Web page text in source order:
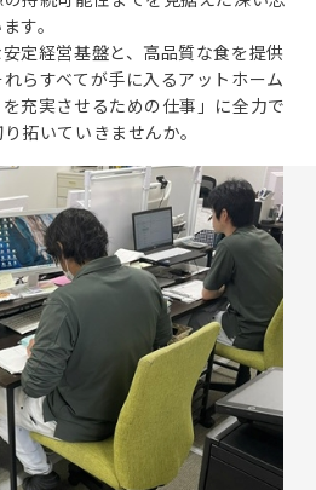
す。
定経営基盤と、高品質な食を提供
らすべてが手に入るアットホーム
充実させるための仕事」に全力で
拓いていきませんか。